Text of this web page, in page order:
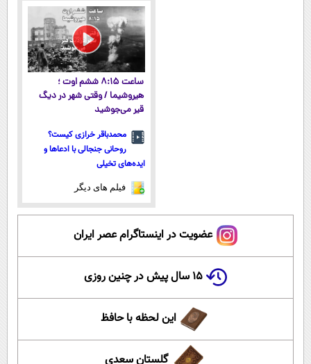
پرداخت قسطی
ساعت ۸:۱۵ ششم اوت ؛
هیروشیما / وقتی شهر در دیگ
قیر می‌جوشید
محمدباقر خرازی کیست؟
روحانی جنجالی با ادعاها و
ایده‌های تخیلی
فیلم های دیگر
عضویت در اینستاگرام عصر ایران
۱۵ سال پیش در چنین روزی
این لحظه با حافظ
گلستان سعدی